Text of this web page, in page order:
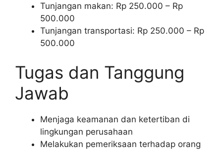
Tunjangan makan: Rp 250.000 – Rp
500.000
Tunjangan transportasi: Rp 250.000 – Rp
500.000
Tugas dan Tanggung
Jawab
Menjaga keamanan dan ketertiban di
lingkungan perusahaan
Melakukan pemeriksaan terhadap orang